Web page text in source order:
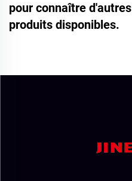
pour connaître d'autres
produits disponibles.